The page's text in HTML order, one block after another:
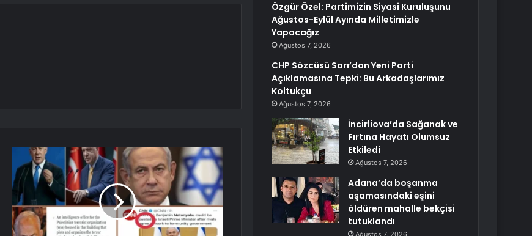
Özgür Özel: Partimizin Siyasi Kuruluşunu
Ağustos-Eylül Ayında Milletimizle
Yapacağız
Ağustos 7, 2026
CHP Sözcüsü Sarı’dan Yeni Parti
Açıklamasına Tepki: Bu Arkadaşlarımız
Koltukçu
Ağustos 7, 2026
İncirliova’da Sağanak ve
Fırtına Hayatı Olumsuz
Etkiledi
Ağustos 7, 2026
Adana’da boşanma
aşamasındaki eşini
öldüren mahalle bekçisi
tutuklandı
Ağustos 7, 2026